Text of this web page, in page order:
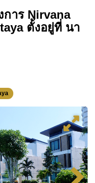
าร Nirvana
ตั้งอยู่ที่ นา